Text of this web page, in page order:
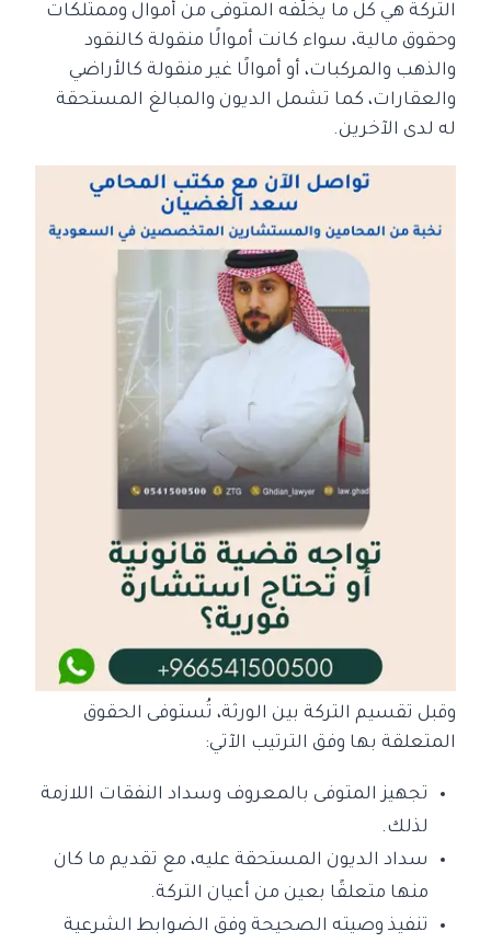
التركة هي كل ما يخلّفه المتوفى من أموال وممتلكات
وحقوق مالية، سواء كانت أموالًا منقولة كالنقود
والذهب والمركبات، أو أموالًا غير منقولة كالأراضي
والعقارات، كما تشمل الديون والمبالغ المستحقة
له لدى الآخرين.
وقبل تقسيم التركة بين الورثة، تُستوفى الحقوق
المتعلقة بها وفق الترتيب الآتي:
تجهيز المتوفى بالمعروف وسداد النفقات اللازمة
لذلك.
سداد الديون المستحقة عليه، مع تقديم ما كان
منها متعلقًا بعين من أعيان التركة.
تنفيذ وصيته الصحيحة وفق الضوابط الشرعية